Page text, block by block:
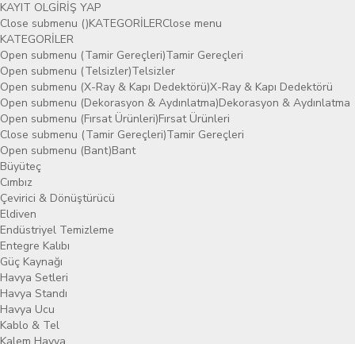
KAYIT OLGİRİŞ YAP
Close submenu ()KATEGORİLERClose menu
KATEGORİLER
Open submenu (Tamir Gereçleri)Tamir Gereçleri
Open submenu (Telsizler)Telsizler
Open submenu (X-Ray & Kapı Dedektörü)X-Ray & Kapı Dedektörü
Open submenu (Dekorasyon & Aydınlatma)Dekorasyon & Aydınlatma
Open submenu (Fırsat Ürünleri)Fırsat Ürünleri
Close submenu (Tamir Gereçleri)Tamir Gereçleri
Open submenu (Bant)Bant
Büyüteç
Cımbız
Çevirici & Dönüştürücü
Eldiven
Endüstriyel Temizleme
Entegre Kalıbı
Güç Kaynağı
Havya Setleri
Havya Standı
Havya Ucu
Kablo & Tel